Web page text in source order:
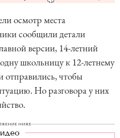
осмотр места
сообщили детали
версии, 14-летний
школьницу к 12-летнему
чтобы
Но разговора у них
НИЖЕ